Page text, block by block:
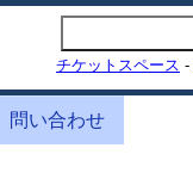
チケットスペース -
問い合わせ